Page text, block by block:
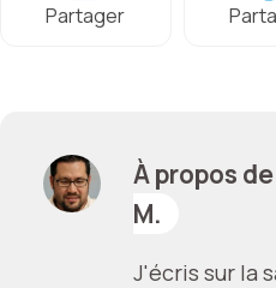
Partager
À propos
M.
J'écris sur la